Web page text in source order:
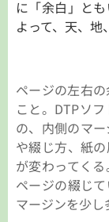
に「余白」と
よって、天、地
ページの左右
こと。DTPソ
の、内側のマ
や綴じ方、紙
が変わってく
ページの綴じ
マージンを少し